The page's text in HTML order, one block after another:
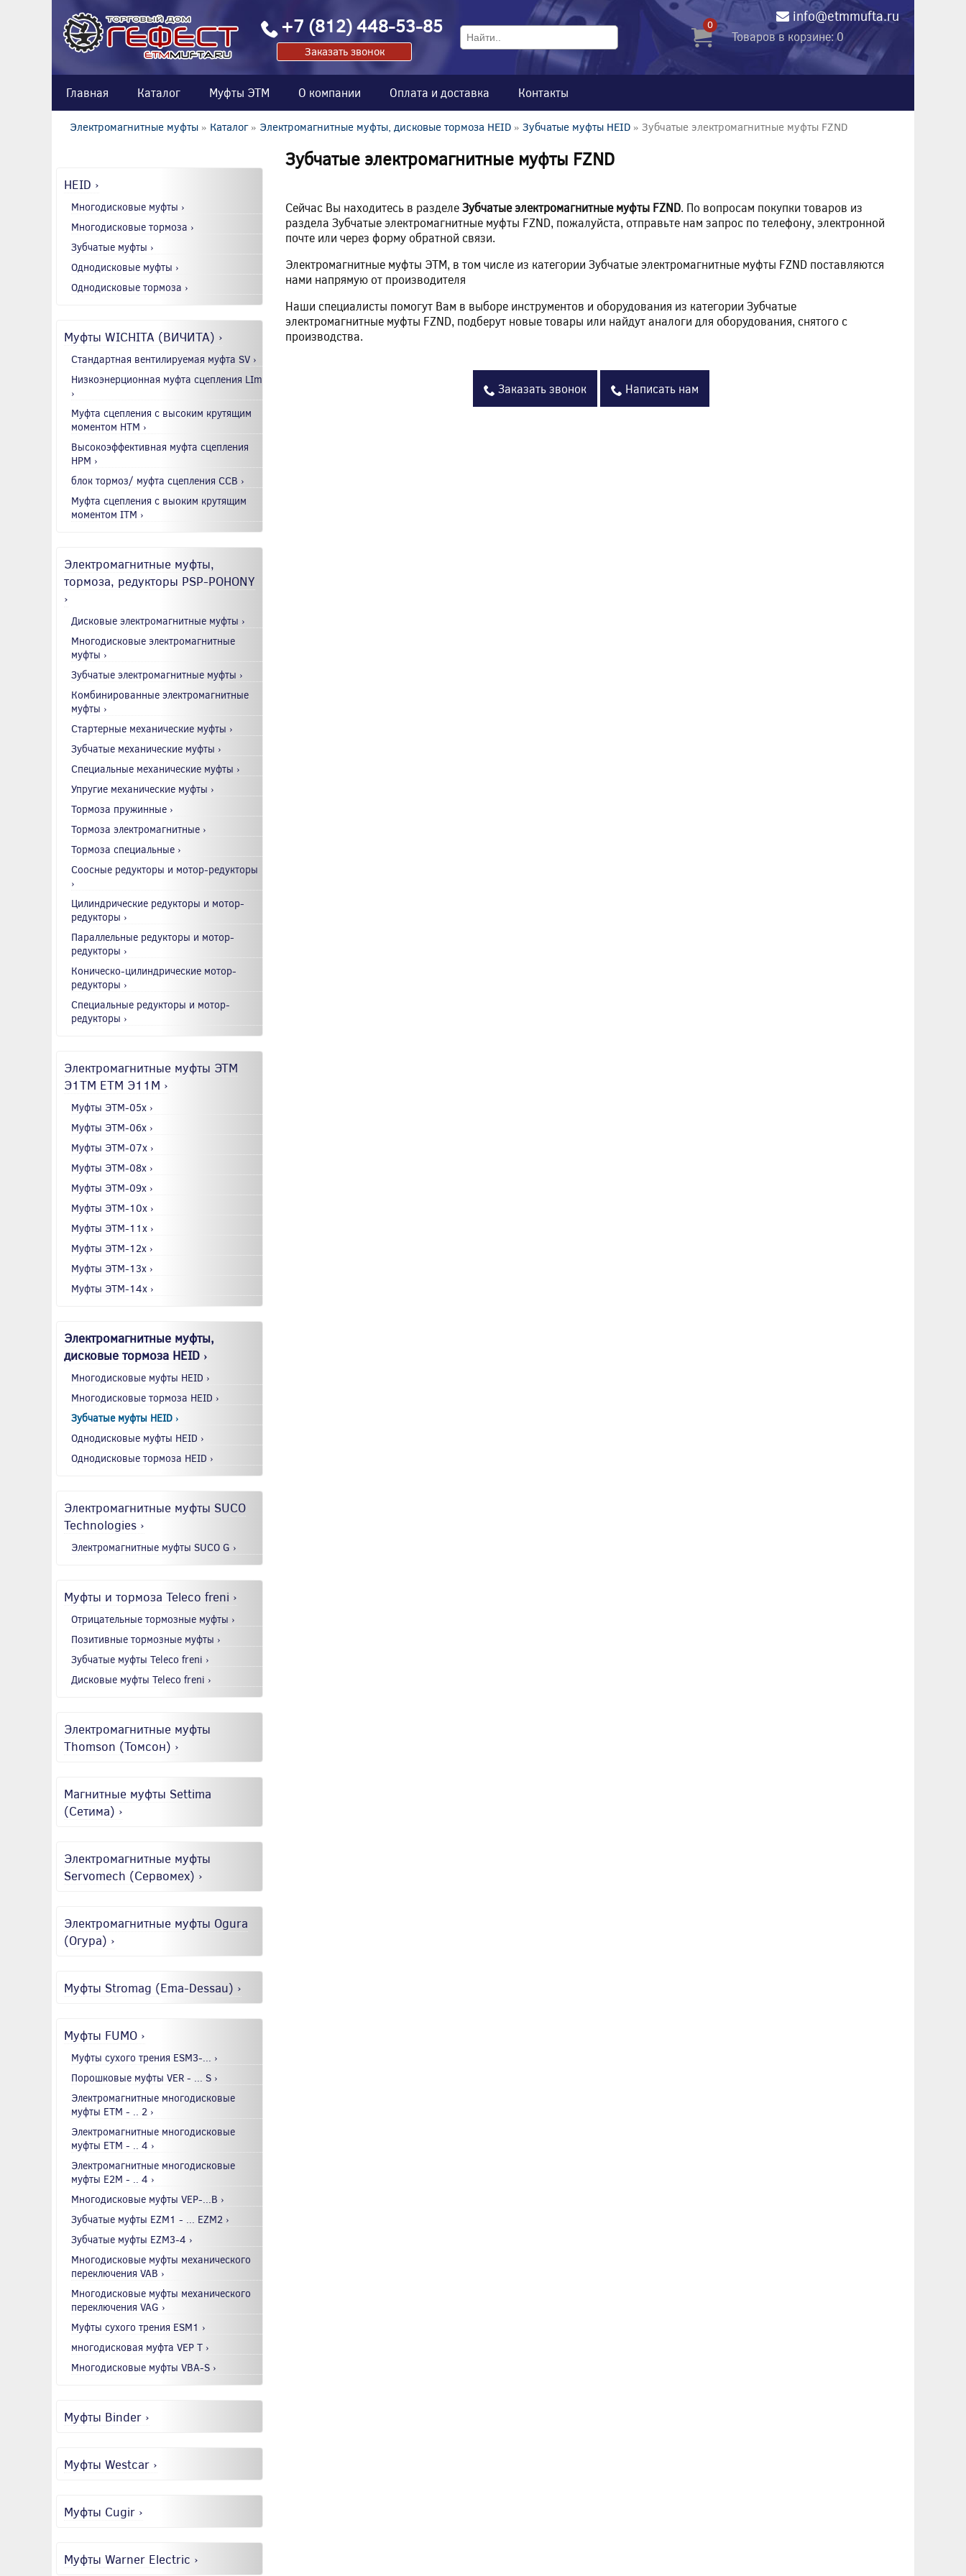
info@etmmufta.ru
+7 (812) 448-53-85
Заказать звонок
0
Товаров в корзине: 0
Главная Каталог Муфты ЭТМ О компании Оплата и доставка Контакты
Электромагнитные муфты » Каталог» Электромагнитные муфты, дисковые тормоза HEID » Зубчатые муфты HEID » Зубчатые электромагнитные муфты FZND
HEID ›
Многодисковые муфты ›
Многодисковые тормоза ›
Зубчатые муфты ›
Однодисковые муфты ›
Однодисковые тормоза ›
Муфты WICHITA (ВИЧИТА) ›
Стандартная вентилируемая муфта SV ›
Низкоэнерционная муфта сцепления LIm
›
Муфта сцепления с высоким крутящим
моментом HTM ›
Высокоэффективная муфта сцепления
HPM ›
блок тормоз/ муфта сцепления CCB ›
Муфта сцепления с выоким крутящим
моментом ITM ›
Электромагнитные муфты,
тормоза, редукторы PSP-POHONY
›
Дисковые электромагнитные муфты ›
Многодисковые электромагнитные
муфты ›
Зубчатые электромагнитные муфты ›
Комбинированные электромагнитные
муфты ›
Стартерные механические муфты ›
Зубчатые механические муфты ›
Специальные механические муфты ›
Упругие механические муфты ›
Тормоза пружинные ›
Тормоза электромагнитные ›
Тормоза специальные ›
Соосные редукторы и мотор-редукторы
›
Цилиндрические редукторы и мотор-
редукторы ›
Параллельные редукторы и мотор-
редукторы ›
Коническо-цилиндрические мотор-
редукторы ›
Специальные редукторы и мотор-
редукторы ›
Электромагнитные муфты ЭТМ
Э1ТМ ETM Э11М ›
Муфты ЭТМ-05x ›
Муфты ЭТМ-06x ›
Муфты ЭТМ-07x ›
Муфты ЭТМ-08x ›
Муфты ЭТМ-09x ›
Муфты ЭТМ-10x ›
Муфты ЭТМ-11x ›
Муфты ЭТМ-12x ›
Муфты ЭТМ-13x ›
Муфты ЭТМ-14x ›
Электромагнитные муфты,
дисковые тормоза HEID ›
Многодисковые муфты HEID ›
Многодисковые тормоза HEID ›
Зубчатые муфты HEID ›
Однодисковые муфты HEID ›
Однодисковые тормоза HEID ›
Электромагнитные муфты SUCO
Technologies ›
Электромагнитные муфты SUCO G ›
Муфты и тормоза Teleco freni ›
Отрицательные тормозные муфты ›
Позитивные тормозные муфты ›
Зубчатые муфты Teleco freni ›
Дисковые муфты Teleco freni ›
Электромагнитные муфты
Thomson (Томсон) ›
Магнитные муфты Settima
(Сетима) ›
Электромагнитные муфты
Servomech (Сервомех) ›
Электромагнитные муфты Ogura
(Огура) ›
Муфты Stromag (Ema-Dessau) ›
Муфты FUMO ›
Муфты сухого трения ESM3-... ›
Порошковые муфты VER - ... S ›
Электромагнитные многодисковые
муфты EТМ - .. 2 ›
Электромагнитные многодисковые
муфты EТМ - .. 4 ›
Электромагнитные многодисковые
муфты E2М - .. 4 ›
Многодисковые муфты VEP-...B ›
Зубчатые муфты EZM1 - ... EZM2 ›
Зубчатые муфты EZM3-4 ›
Многодисковые муфты механического
переключения VAB ›
Многодисковые муфты механического
переключения VAG ›
Муфты сухого трения ESM1 ›
многодисковая муфта VEP T ›
Многодисковые муфты VBA-S ›
Муфты Binder ›
Муфты Westcar ›
Муфты Cugir ›
Муфты Warner Electric ›
Зубчатые электромагнитные муфты FZND
Сейчас Вы находитесь в разделеЗубчатые электромагнитные муфты FZND. По вопросам покупки товаров из
раздела Зубчатые электромагнитные муфты FZND, пожалуйста, отправьте нам запрос по телефону, электронной
почте или через форму обратной связи.
Электромагнитные муфты ЭТМ, в том числе из категории Зубчатые электромагнитные муфты FZND поставляются
нами напрямую от производителя
Наши специалисты помогут Вам в выборе инструментов и оборудования из категории Зубчатые
электромагнитные муфты FZND, подберут новые товары или найдут аналоги для оборудования, снятого с
производства.
Заказать звонок Написать нам